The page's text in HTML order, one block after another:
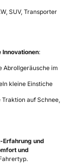
SUV, Transporter
:
Abrollgeräusche im
kleine Einstiche
auf Schnee,
Erfahrung und
und